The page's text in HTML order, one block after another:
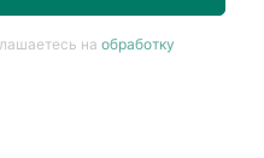
наобработку